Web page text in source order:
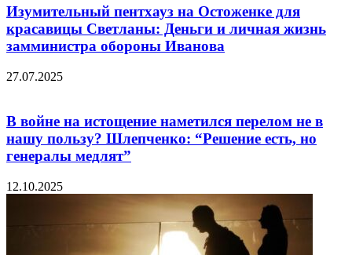
Изумительный пентхауз на Остоженке для
красавицы Светланы: Деньги и личная жизнь
замминистра обороны Иванова
27.07.2025
В войне на истощение наметился перелом не в
нашу пользу? Шлепченко: “Решение есть, но
генералы медлят”
12.10.2025